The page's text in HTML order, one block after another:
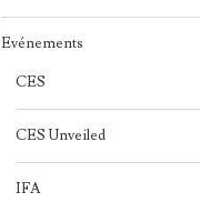
Evénements
CES
CES Unveiled
IFA